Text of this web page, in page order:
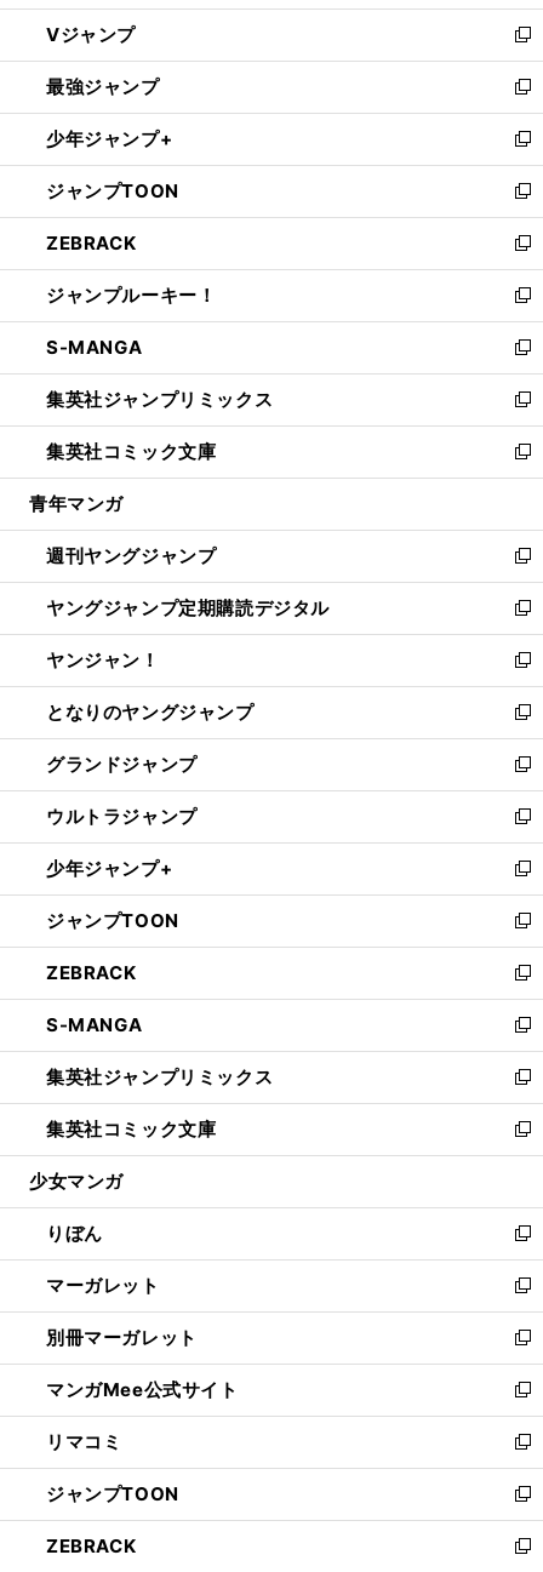
ウ
ィ
ン
ド
ウ
で
開
く
し
い
ウ
ィ
ン
ド
ウ
で
開
く
Vジャンプ
新
し
い
ウ
ィ
ン
ド
ウ
で
開
く
最強ジャンプ
新
し
い
ウ
ィ
ン
ド
ウ
で
開
く
少年ジャンプ+
新
し
い
ウ
ィ
ン
ド
ウ
で
開
く
ジャンプTOON
新
し
い
ウ
ィ
ン
ド
ウ
で
開
く
ZEBRACK
新
し
い
ウ
ィ
ン
ド
ウ
で
開
ジャンプルーキー！
新
し
い
ウ
ィ
ン
ド
ウ
開
く
S-MANGA
新
し
い
ウ
ィ
ン
ウ
で
開
く
集英社ジャンプリミックス
新
し
い
ウ
ン
ド
ウ
で
開
く
集英社コミック文庫
新
し
ウ
ィ
ン
ド
ウ
で
開
く
青年マンガ
週刊ヤングジャンプ
新
し
い
ウ
ィ
ン
ド
ウ
で
開
く
ヤングジャンプ定期購読デジタル
新
し
い
ウ
ィ
ン
ド
ウ
で
開
く
ヤンジャン！
新
し
い
ウ
ィ
ン
ド
ウ
で
開
く
となりのヤングジャンプ
新
し
い
ウ
ィ
ン
ド
ウ
で
開
く
グランドジャンプ
新
し
い
ウ
ィ
ン
ド
ウ
で
開
く
ウルトラジャンプ
新
し
い
ウ
ィ
ン
ド
ウ
で
開
く
少年ジャンプ+
新
し
い
ウ
ィ
ン
ド
ウ
で
開
く
ジャンプTOON
新
し
い
ウ
ィ
ン
ド
ウ
で
開
ZEBRACK
新
し
い
ウ
ィ
ン
ド
ウ
開
く
S-MANGA
新
し
い
ウ
ィ
ン
ウ
で
開
く
集英社ジャンプリミックス
新
し
い
ウ
ン
ド
ウ
で
開
く
集英社コミック文庫
新
し
ウ
ィ
ン
ド
ウ
で
開
く
少女マンガ
りぼん
新
し
い
ウ
ィ
ン
ド
ウ
で
開
く
マーガレット
新
し
い
ウ
ィ
ン
ド
ウ
で
開
く
別冊マーガレット
新
し
い
ウ
ィ
ン
ド
ウ
で
マンガMee公式サイト
新
し
い
ウ
ィ
ン
ド
リマコミ
新
し
い
ウ
ィ
ジャンプTOON
新
し
い
ZEBRACK
新